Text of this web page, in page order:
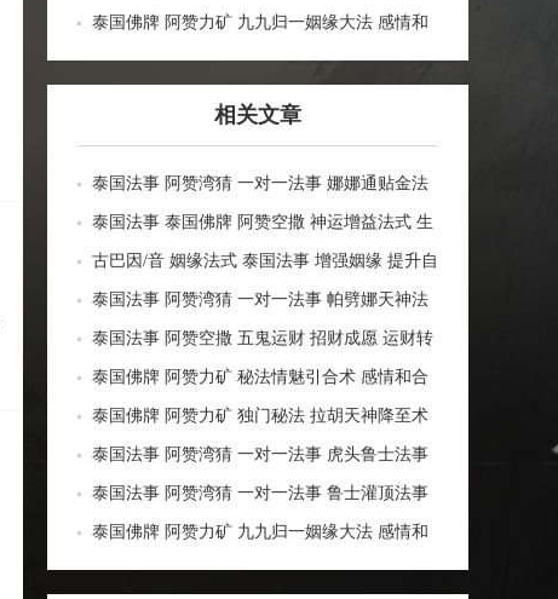
姻缘感情
改善人缘异性缘 增加口才 助健康 驱霉运 辟邪
挡降 提升自身运势 磁场
泰国佛牌 阿赞力矿 九九归一姻缘大法 感情和
合 泰国法事 姻缘锁心 人缘异性缘 贵人桃花 爱
相关文章
泰国法事 阿赞湾猜 一对一法事 娜娜通贴金法
事 改善人缘异性缘 处处逢缘 贵人缘魅力桃花
财运事业 运势生意
泰国法事 泰国佛牌 阿赞空撒 神运增益法式 生
意买卖 官运权利 招正偏财 事业运势 健康平安
古巴因/音 姻缘法式 泰国法事 增强姻缘 提升自
己的人缘和魅力 祛霉运替身
泰国法事 阿赞湾猜 一对一法事 帕劈娜天神法
事 改善人缘异性缘 威望权利 贵人缘魅力桃花
财运事业 运势生意
泰国法事 阿赞空撒 五鬼运财 招财成愿 运财转
运 事业生意 增运旺运 投资风险 一对一法事
泰国佛牌 阿赞力矿 秘法情魅引合术 感情和合
泰国法事 姻缘锁心 人缘异性缘 爱情圆满
泰国佛牌 阿赞力矿 独门秘法 拉胡天神降至术
泰国法事 转运守护 平安健康 提升运势 求愿成
愿
泰国法事 阿赞湾猜 一对一法事 虎头鲁士法事
增个人磁场 魅力人缘 人脉人际关系 财运事业
姻缘感情
泰国法事 阿赞湾猜 一对一法事 鲁士灌顶法事
改善人缘异性缘 增加口才 助健康 驱霉运 辟邪
挡降 提升自身运势 磁场
泰国佛牌 阿赞力矿 九九归一姻缘大法 感情和
合 泰国法事 姻缘锁心 人缘异性缘 贵人桃花 爱